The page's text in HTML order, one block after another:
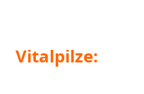
Vitalpilze: